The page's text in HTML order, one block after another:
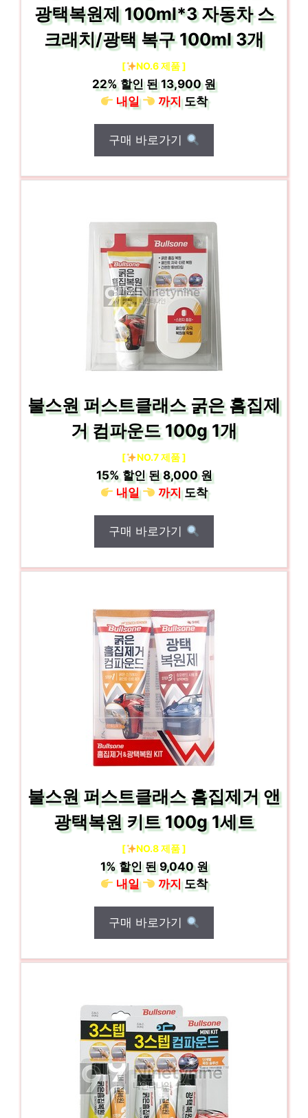
광택복원제 100ml*3 자동차 스
크래치/광택 복구 100ml 3개
[ NO.6 제품 ]
22%할인 된13,900 원
내일
까지도착
구매 바로가기
불스원 퍼스트클래스 굵은 흠집제
거 컴파운드 100g 1개
[ NO.7 제품 ]
15%할인 된8,000 원
내일
까지도착
구매 바로가기
불스원 퍼스트클래스 흠집제거 앤
광택복원 키트 100g 1세트
[ NO.8 제품 ]
1%할인 된9,040 원
내일
까지도착
구매 바로가기